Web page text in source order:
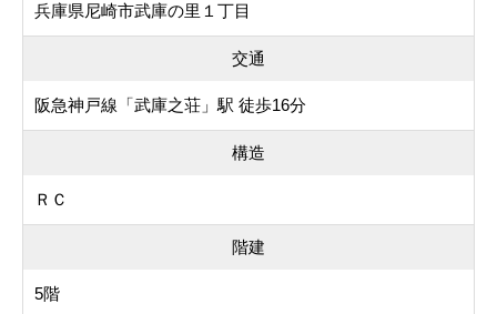
兵庫県尼崎市武庫の里１丁目
交通
阪急神戸線「武庫之荘」駅 徒歩16分
構造
ＲＣ
階建
5階